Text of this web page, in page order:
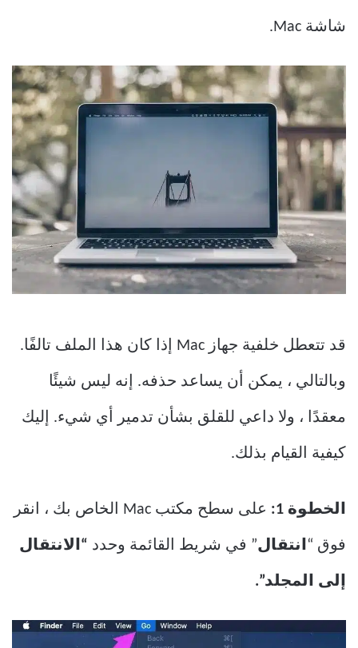
شاشة Mac.
قد تتعطل خلفية جهاز Mac إذا كان هذا الملف تالفًا.
وبالتالي ، يمكن أن يساعد حذفه. إنه ليس شيئًا
معقدًا ، ولا داعي للقلق بشأن تدمير أي شيء. إليك
كيفية القيام بذلك.
الخطوة 1: على سطح مكتب Mac الخاص بك ، انقر
فوق “انتقال” في شريط القائمة وحدد “الانتقال
إلى المجلد”.